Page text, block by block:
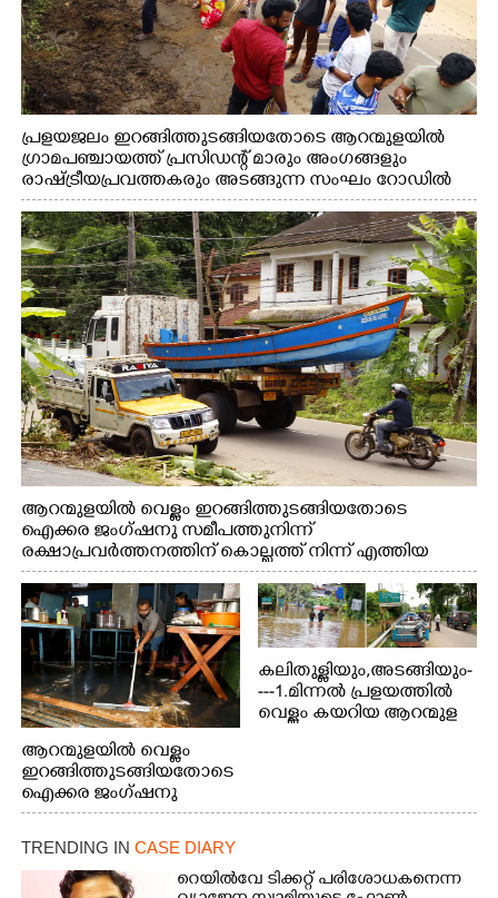
പ്രളയജലം ഇറങ്ങിത്തുടങ്ങിയതോടെ ആറന്മുളയിൽ
ഗ്രാമപഞ്ചായത്ത് പ്രസിഡന്റ് മാരും അംഗങ്ങളും
രാഷ്ട്രീയപ്രവത്തകരും അടങ്ങുന്ന സംഘം റോഡിൽ
അടിഞ്ഞ് കൂടിയ ചെളിയും മണ്ണും മറ്റ് മാലിന്യങ്ങളും
നീക്കം ചെയ്യുന്നു.
ആറന്മുളയിൽ വെള്ളം ഇറങ്ങിത്തുടങ്ങിയതോടെ
ഐക്കര ജംഗ്ഷനു സമീപത്തുനിന്ന്
രക്ഷാപ്രവർത്തനത്തിന് കൊല്ലത്ത് നിന്ന് എത്തിയ
ബോട്ടുകൾ തിരികെക്കൊണ്ടുപോകുന്നു.
ആറന്മുളയിൽ വെള്ളം
ഇറങ്ങിത്തുടങ്ങിയതോടെ
ഐക്കര ജംഗ്ഷനു
സമീപം ആറന്മുള
കിടങ്ങന്നൂർ റോഡിന്
സമീപം പ്രവർത്തിക്കു
ആറന്മുള തട്ടുകട കഴുകി
കലിതുള്ളിയും,അടങ്ങിയും-
---1.മിന്നൽ പ്രളയത്തിൽ
വെള്ളം കയറിയ ആറന്മുള
ഇറങ്ങിപ്പോൾ
ത്തിന് ഓച്ചിറ അഴിക്കലിൽ
TRENDING IN CASE DIARY
റെയിൽവേ ടിക്കറ്റ് പരിശോധകനെന്ന